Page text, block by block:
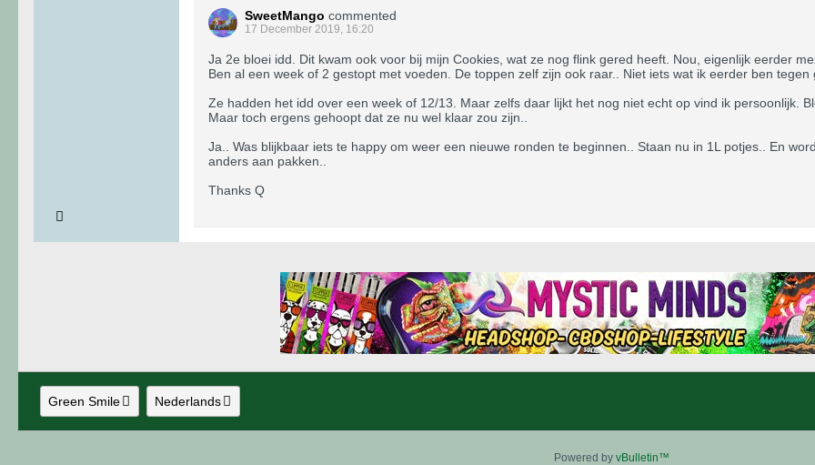
SweetMango commented
17 December 2019, 16:20
Ja 2e bloei idd. Dit kwam ook voor bij mijn Cookies, wat ze nog flink gered heeft. Nou, eigenlijk eerder
Ben al een week of 2 gestopt met voeden. De toppen zelf zijn ook raar.. Niet iets wat ik eerder ben
Ze hadden het idd over een week of 12/13. Maar zelfs daar lijkt het nog niet echt op vind ik persoonlijk.
Maar toch ergens gehoopt dat ze nu wel klaar zou zijn..
Ja.. Was blijkbaar iets te happy om weer een nieuwe ronden te beginnen.. Staan nu in 1L potjes.. En
anders aan pakken..
Thanks Q
Green Smile Nederlands
Powered by vBulletin™